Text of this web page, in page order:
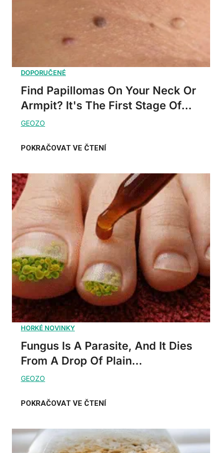
Find Papillomas On Your Neck Or
Armpit? It's The First Stage Of...
Fungus Is A Parasite, And It Dies
From A Drop Of Plain...